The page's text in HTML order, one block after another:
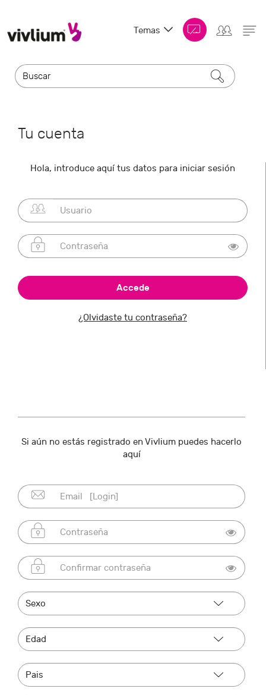
Temas
Tu cuenta
Hola, introduce aquí tus datos para iniciar sesión
¿Olvidaste tu contraseña?
Si aún no estás registrado en Vivlium puedes hacerlo
aquí